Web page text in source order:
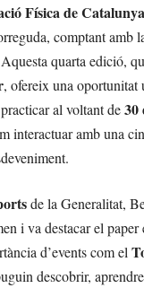
Física de
comptant amb
quarta edició,
, ofereix una oportunitat
al voltant de30
interactuar amb una
de la Generalitat,
i va destacar el paper
d’events com el
descobrir,